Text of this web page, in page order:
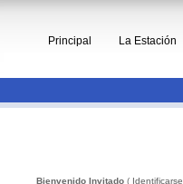
Principal La Estación
Bienvenido Invitado( Identificarse